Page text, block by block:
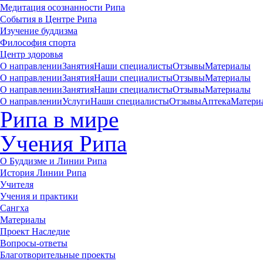
Медитация осознанности Рипа
События в Центре Рипа
Изучение буддизма
Философия спорта
Центр здоровья
О направленииЗанятияНаши специалистыОтзывыМатериалы
О направленииЗанятияНаши специалистыОтзывыМатериалы
О направленииЗанятияНаши специалистыОтзывыМатериалы
О направленииУслугиНаши специалистыОтзывыАптека
Рипа в мире
Учения Рипа
О Буддизме и Линии Рипа
История Линии Рипа
Учителя
Учения и практики
Сангха
Материалы
Проект Наследие
Вопросы-ответы
Благотворительные проекты